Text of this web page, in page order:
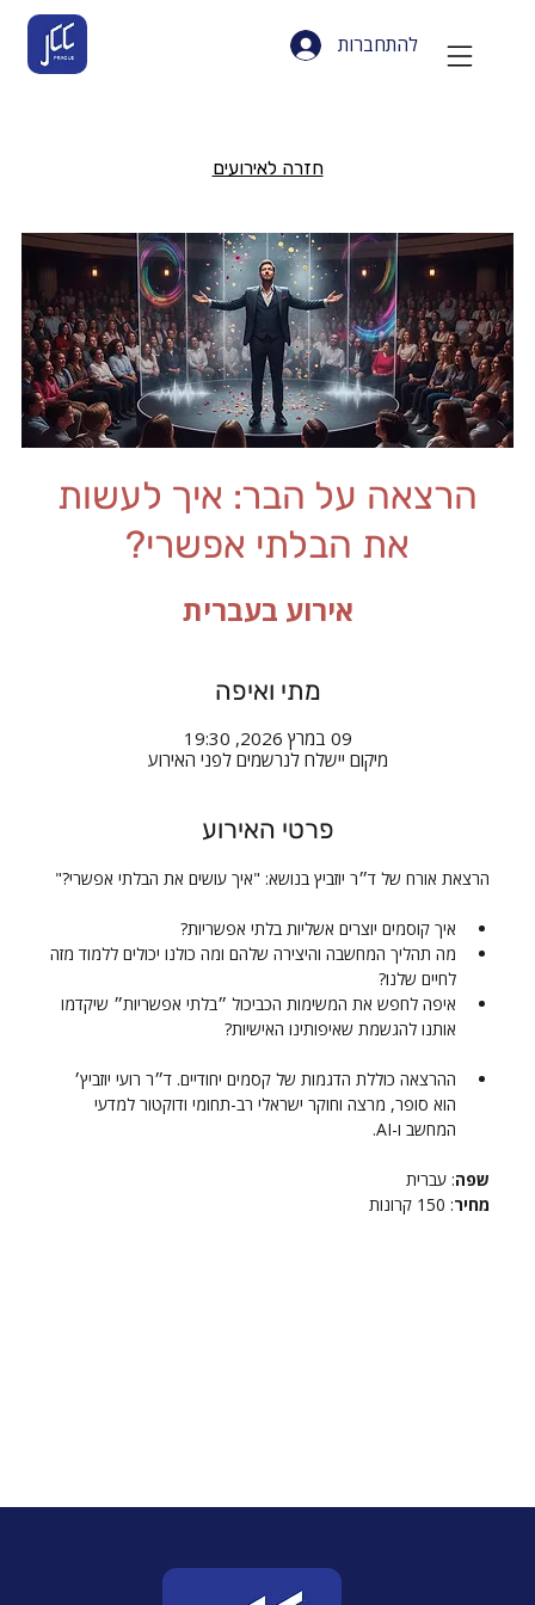
להתחברות
חזרה לאירועים
הרצאה על הבר: איך לעשות
את הבלתי אפשרי?
אירוע בעברית
מתי ואיפה
09 במרץ 2026, 19:30
מיקום יישלח לנרשמים לפני האירוע
פרטי האירוע
הרצאת אורח של ד״ר יוזביץ בנושא: "איך עושים את הבלתי אפשרי?"
איך קוסמים יוצרים אשליות בלתי אפשריות?
מה תהליך המחשבה והיצירה שלהם ומה כולנו יכולים ללמוד מזה
לחיים שלנו?
איפה לחפש את המשימות הכביכול ״בלתי אפשריות״ שיקדמו
אותנו להגשמת שאיפותינו האישיות?
ההרצאה כוללת הדגמות של קסמים יחודיים. ד״ר רועי יוזביץ׳
הוא סופר, מרצה וחוקר ישראלי רב-תחומי ודוקטור למדעי
המחשב ו-AI.
שפה: עברית
מחיר: 150 קרונות